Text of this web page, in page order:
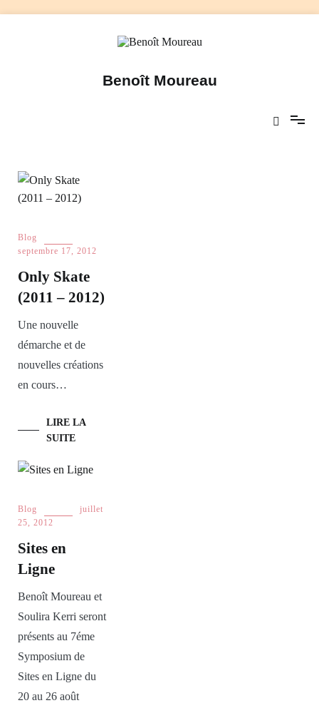
Benoît Moureau
Blog
septembre 17, 2012
Only Skate
(2011 – 2012)
Une nouvelle
démarche et de
nouvelles créations
en cours…
LIRE LA
SUITE
Blog
juillet
25, 2012
Sites en
Ligne
Benoît Moureau et
Soulira Kerri seront
présents au 7éme
Symposium de
Sites en Ligne du
20 au 26 août